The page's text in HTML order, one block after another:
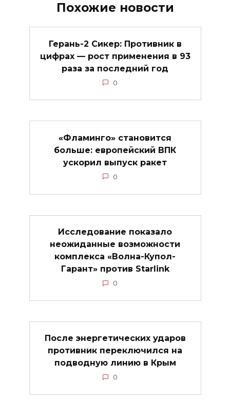
Похожие новости
Герань-2 Сикер: Противник в
цифрах — рост применения в 93
раза за последний год
0
«Фламинго» становится
больше: европейский ВПК
ускорил выпуск ракет
0
Исследование показало
неожиданные возможности
комплекса «Волна-Купол-
Гарант» против Starlink
0
После энергетических ударов
противник переключился на
подводную линию в Крым
0